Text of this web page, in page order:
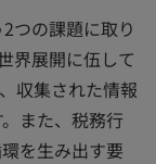
つの課題に取り
界展開に伍して
収集された情報
また、税務行
を生み出す要